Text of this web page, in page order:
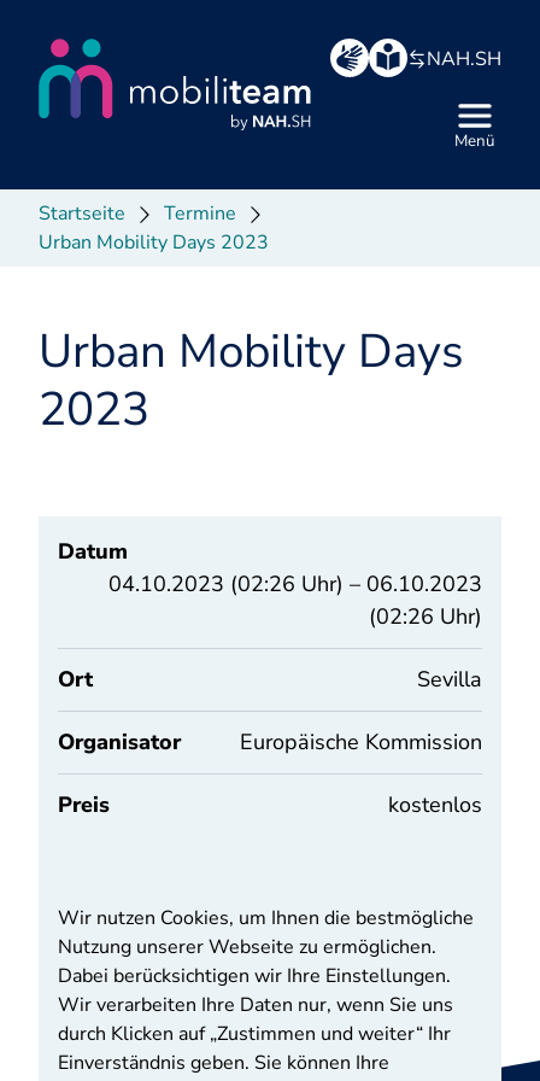
NAH.SH
Menü
Startseite
Termine
Urban Mobility Days 2023
Urban Mobility Days
2023
Datum
04.10.2023 (02:26 Uhr) – 06.10.2023
(02:26 Uhr)
Ort Sevilla
Organisator Europäische Kommission
Preis kostenlos
Quelle: CIVITAS
Zur Termine-Übersicht
Wir nutzen Cookies, um Ihnen die bestmögliche
Nutzung unserer Webseite zu ermöglichen.
Dabei berücksichtigen wir Ihre Einstellungen.
Wir verarbeiten Ihre Daten nur, wenn Sie uns
durch Klicken auf „Zustimmen und weiter“ Ihr
Einverständnis geben. Sie können Ihre